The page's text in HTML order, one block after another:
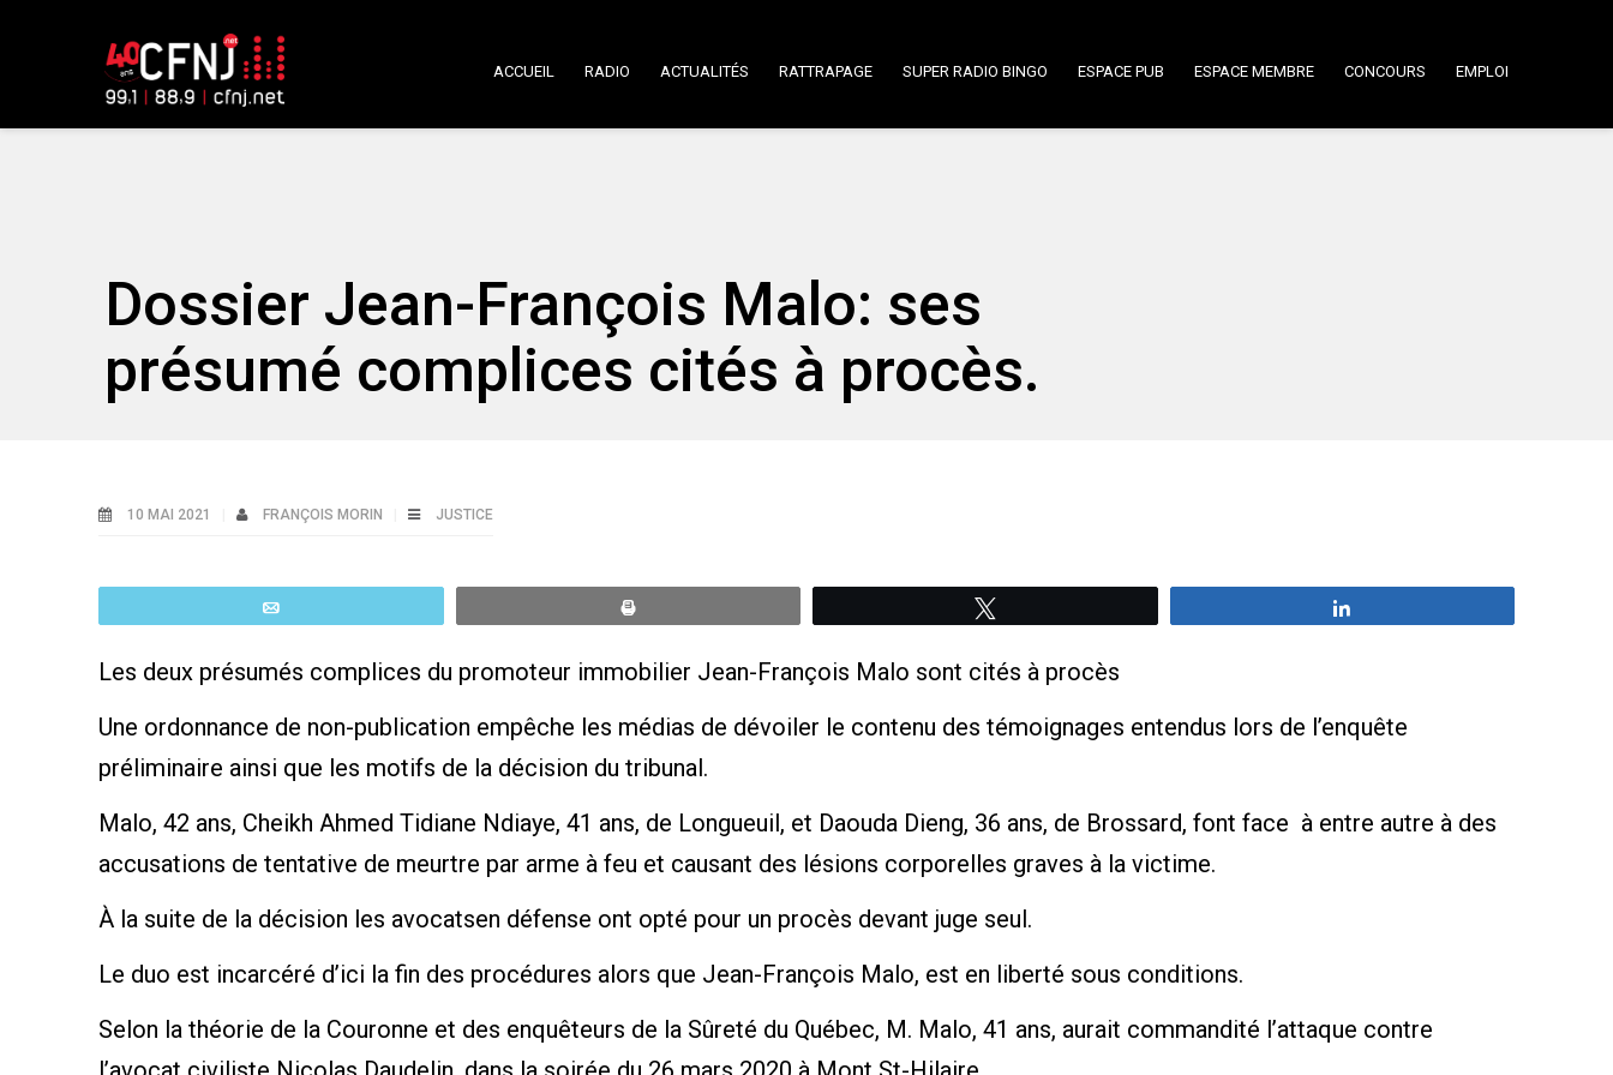
ACCUEIL RADIO ACTUALITÉS RATTRAPAGE SUPER RADIO BINGO ESPACE PUB ESPACE MEMBRE CONCOURS EMPLOI
Dossier Jean-François Malo: ses
présumé complices cités à procès.
10 MAI 2021 FRANÇOIS MORIN JUSTICE
Les deux présumés complices du promoteur immobilier Jean-François Malo sont cités à procès
Une ordonnance de non-publication empêche les médias de dévoiler le contenu des témoignages entendus lors de l’enquête
préliminaire ainsi que les motifs de la décision du tribunal.
Malo, 42 ans, Cheikh Ahmed Tidiane Ndiaye, 41 ans, de Longueuil, et Daouda Dieng, 36 ans, de Brossard, font face à entre autre à des
accusations de tentative de meurtre par arme à feu et causant des lésions corporelles graves à la victime.
À la suite de la décision les avocatsen défense ont opté pour un procès devant juge seul.
Le duo est incarcéré d’ici la fin des procédures alors que Jean-François Malo, est en liberté sous conditions.
Selon la théorie de la Couronne et des enquêteurs de la Sûreté du Québec, M. Malo, 41 ans, aurait commandité l’attaque contre